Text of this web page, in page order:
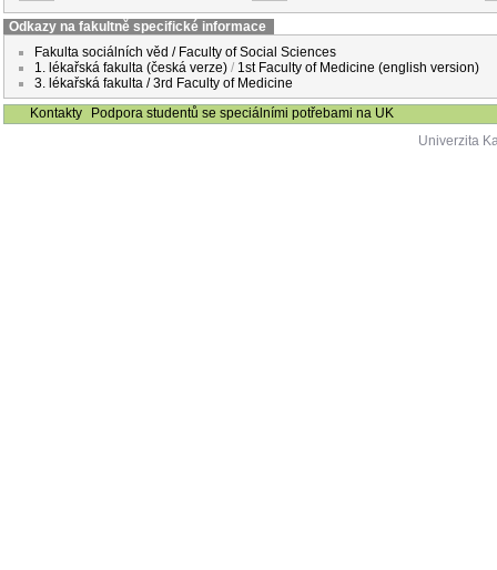
Odkazy na fakultně specifické informace
Fakulta sociálních věd / Faculty of Social Sciences
1. lékařská fakulta (česká verze) / 1st Faculty of Medicine (english version)
3. lékařská fakulta / 3rd Faculty of Medicine
Kontakty
Podpora studentů se speciálními potřebami na UK
Univerzita